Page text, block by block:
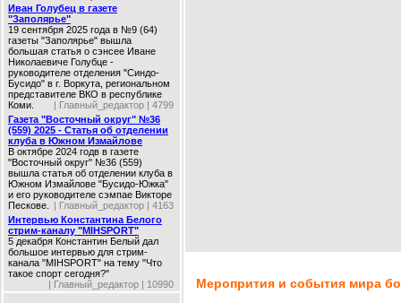
Иван Голубец в газете
"Заполярье"
19 сентября 2025 года в №9 (64)
газеты "Заполярье" вышла
большая статья о сэнсее Иване
Николаевиче Голубце -
руководителе отделения "Синдо-
Бусидо" в г. Воркута, региональном
представителе ВКО в республике
Коми.
| Главный_редактор | 4799
Газета "Восточный округ" №36
(559) 2025 - Статья об отделении
клуба в Южном Измайлове
В октябре 2024 годв в газете
"Восточный округ" №36 (559)
вышла статья об отделении клуба в
Южном Измайлове "Бусидо-Южка"
и его руководителе сэмпае Викторе
Пескове.
| Главный_редактор | 4163
Интервью Константина Белого
стрим-каналу "MIHSPORT"
5 декабря Константин Белый дал
большое интервью для стрим-
канала "MIHSPORT" на тему "Что
такое спорт сегодня?"
| Главный_редактор | 10990
Меропрития и события мира